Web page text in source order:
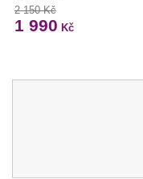
2 150 Kč
1 990 Kč